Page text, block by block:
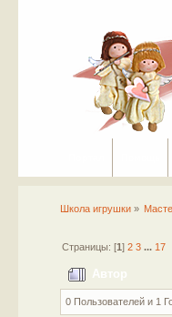
Школа игрушки»
Страницы: [1 ] 2 3 ... 17
Автор
0 Пользователей и 1